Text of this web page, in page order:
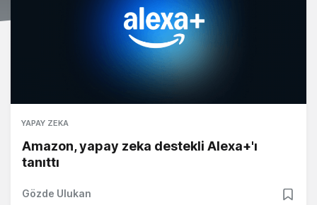
YAPAY ZEKA
Amazon, yapay zeka destekli Alexa+'ı
tanıttı
Gözde Ulukan